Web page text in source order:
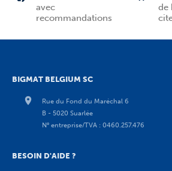
avec
recommandations
de
BIGMAT BELGIUM SC
Rue du Fond du Maréchal 6
B - 5020 Suarlée
N° entreprise/TVA : 0460.257.476
BESOIN D'AIDE ?